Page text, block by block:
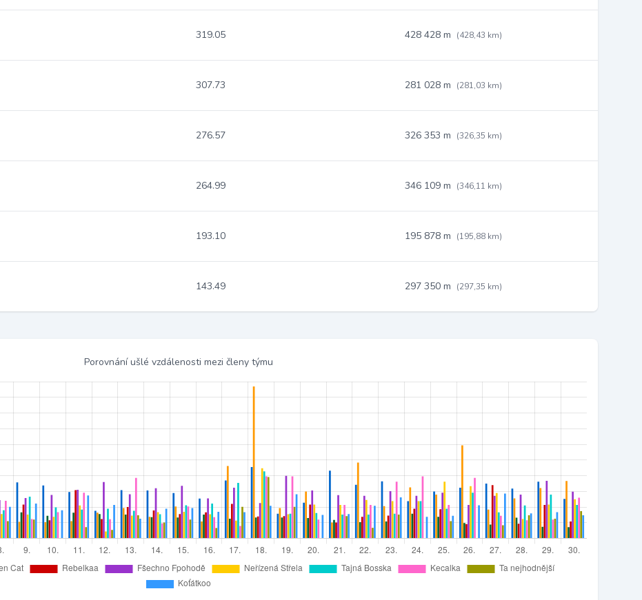
319.05 428 428 m (428,43 km)
307.73 281 028 m (281,03 km)
276.57 326 353 m (326,35 km)
264.99 346 109 m (346,11 km)
193.10 195 878 m (195,88 km)
143.49 297 350 m (297,35 km)
Porovnání ušlé vzdálenosti mezi členy týmu